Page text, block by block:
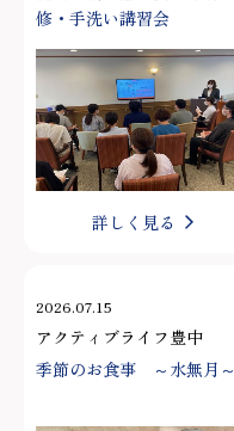
修・手洗い講習会
詳しく見る
2026.07.15
アクティブライフ豊中
季節のお食事 ～水無月～